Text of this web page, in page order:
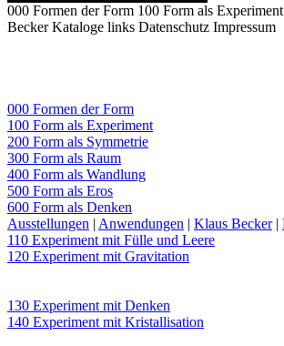
000 Formen der Form 100 Form als Experiment
Becker Kataloge links Datenschutz Impressum
000 Formen der Form
100 Form als Experiment
200 Form als Symmetrie
300 Form als Raum
400 Form als Wandlung
500 Form als Eros
600 Form als Denken
Ausstellungen | Anwendungen | Klaus Becker|
110 Experiment mit Fülle und Leere
120 Experiment mit Gravitation
130 Experiment mit Denken
140 Experiment mit Kristallisation